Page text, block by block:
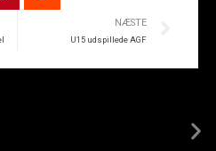
NÆSTE
U15 udspillede AGF